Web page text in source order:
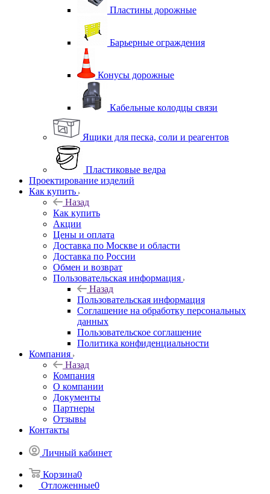
Пластины дорожные
Барьерные ограждения
Конусы дорожные
Кабельные колодцы связи
Ящики для песка, соли и реагентов
Пластиковые ведра
Проектирование изделий
Как купить
Назад
Как купить
Акции
Цены и оплата
Доставка по Москве и области
Доставка по России
Обмен и возврат
Пользовательская информация
Назад
Пользовательская информация
Соглашение на обработку персональных
данных
Пользовательское соглашение
Политика конфиденциальности
Компания
Назад
Компания
О компании
Документы
Партнеры
Отзывы
Контакты
Личный кабинет
Корзина0
Отложенные0